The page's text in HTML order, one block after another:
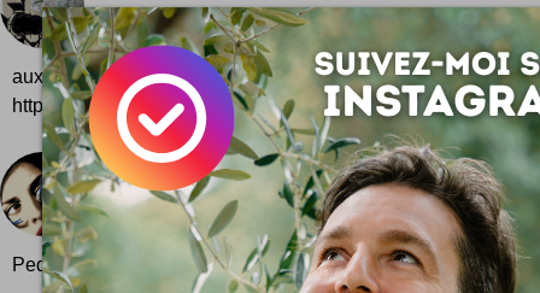
Action For Women c'est une oprétaion lancée
l'occasion de la Mostra de Venise ... pour
aux violences faites aux femmes ... La chaîne sur
http://www.youtube.com/actionforwomen
Sélection officielle Festival de Cannes 2009
Voici les 20 films sélectionnés pour le Festival
cette année ! Films en compétition : Les
Pedro Almodovar Fish Tank de Andrea Arnold Un...